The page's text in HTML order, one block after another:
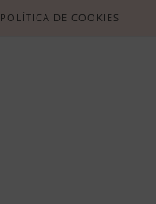
POLÍTICA DE COOKIES